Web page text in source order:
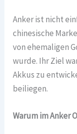
Anker ist nicht
chinesische
von ehemaligen
wurde. Ihr Ziel
Akkus zu
beiliegen.
Warum im Anker